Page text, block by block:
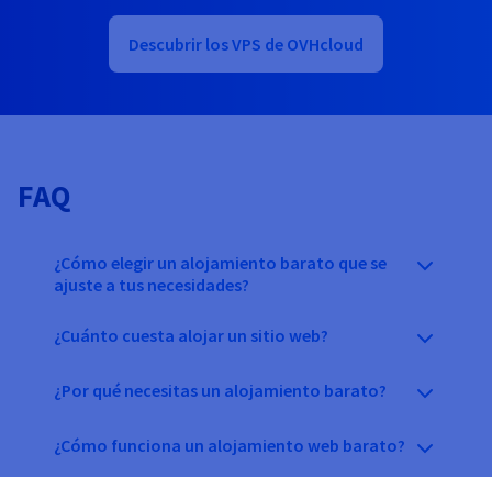
Descubrir los VPS de OVHcloud
FAQ
¿Cómo elegir un alojamiento barato que se
ajuste a tus necesidades?
¿Cuánto cuesta alojar un sitio web?
¿Por qué necesitas un alojamiento barato?
¿Cómo funciona un alojamiento web barato?